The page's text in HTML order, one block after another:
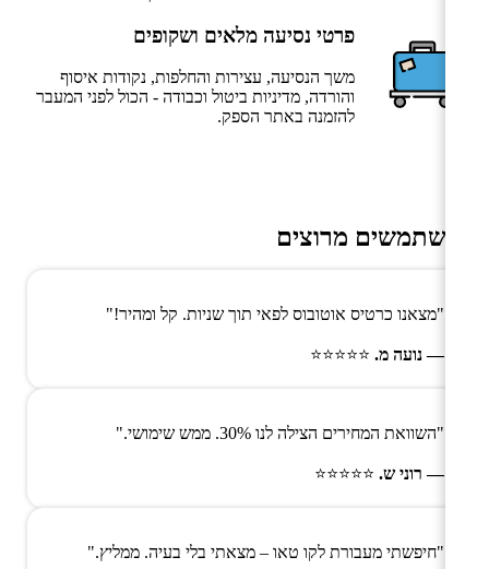
פרטי נסיעה מלאים ושקופים
משך הנסיעה, עצירות והחלפות, נקודות איסוף
והורדה, מדיניות ביטול וכבודה - הכול לפני המעבר
להזמנה באתר הספק.
משתמשים מרוצים
"מצאנו כרטיס אוטובוס לפאי תוך שניות. קל ומהיר!"
— נועה מ. ⭐⭐⭐⭐⭐
"השוואת המחירים הצילה לנו 30%. ממש שימושי."
— רוני ש. ⭐⭐⭐⭐⭐
"חיפשתי מעבורת לקו טאו – מצאתי בלי בעיה. ממליץ."